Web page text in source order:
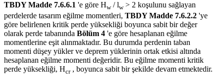
TBDY Madde 7.6.6.1 'e göre Hw/ lw> 2 koşulunu sağlayan
perdelerde tasarım eğilme momentleri, TBDY Madde 7.6.2.2 'ye
göre belirlenen kritik perde yüksekliği boyunca sabit bir değer
olarak perde tabanında Bölüm 4 'e göre hesaplanan eğilme
momentlerine eşit alınmaktadır. Bu durumda perdenin taban
momenti düşey yükler ve deprem yüklerinin ortak etkisi altında
hesaplanan eğilme momenti değeridir. Bu eğilme momenti kritik
perde yüksekliği, Hcr, boyunca sabit bir şekilde devam etmektedir.